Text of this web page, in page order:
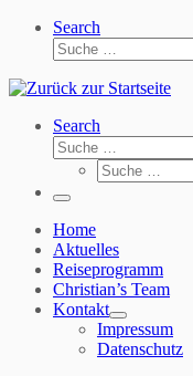
Search
Suche
Search
Suche
Suche
Menü
Home
Aktuelles
Reiseprogramm
Christian’s Team
Kontakt
Impressum
Datenschutz